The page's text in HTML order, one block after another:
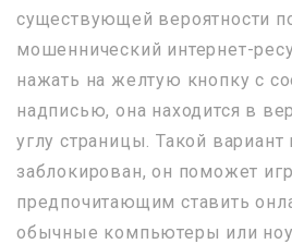
существующей вероятности
мошеннический интернет-
нажать на желтую кнопку с
надписью, она находится в
углу страницы. Такой
заблокирован, он поможет
предпочитающим ставить
обычные компьютеры или